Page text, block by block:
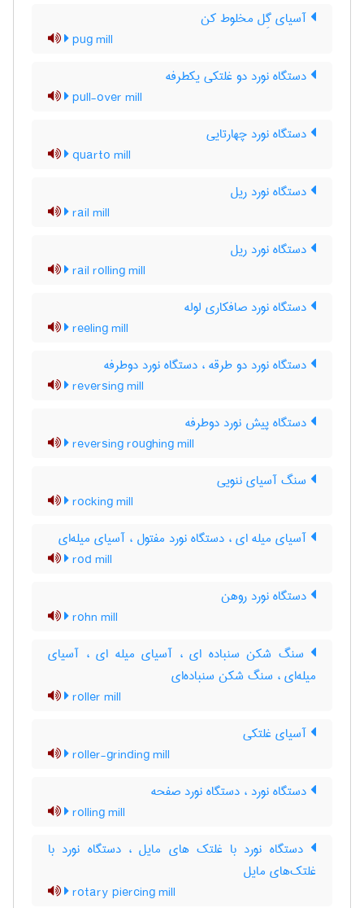
آسیای گِل مخلوط کن
pug mill
دستگاه نورد دو غلتکی یکطرفه
pull-over mill
دستگاه نورد چهارتایی
quarto mill
دستگاه نورد ریل
rail mill
دستگاه نورد ریل
rail rolling mill
دستگاه نورد صافکاری لوله
reeling mill
دستگاه نورد دو طرقه ، دستگاه نورد دوطرفه
reversing mill
دستگاه پیش نورد دوطرفه
reversing roughing mill
سنگ آسیای ننویی
rocking mill
آسیای میله ای ، دستگاه نورد مفتول ، آسیای میله‌ای
rod mill
دستگاه نورد روهن
rohn mill
سنگ شکن سنباده ای ، آسیای میله ای ، آسیای
میله‌ای ، سنگ شکن سنباده‌ای
roller mill
آسیای غلتکی
roller-grinding mill
دستگاه نورد ، دستگاه نورد صفحه
rolling mill
دستگاه نورد با غلتک های مایل ، دستگاه نورد با
غلتک‌های مایل
rotary piercing mill